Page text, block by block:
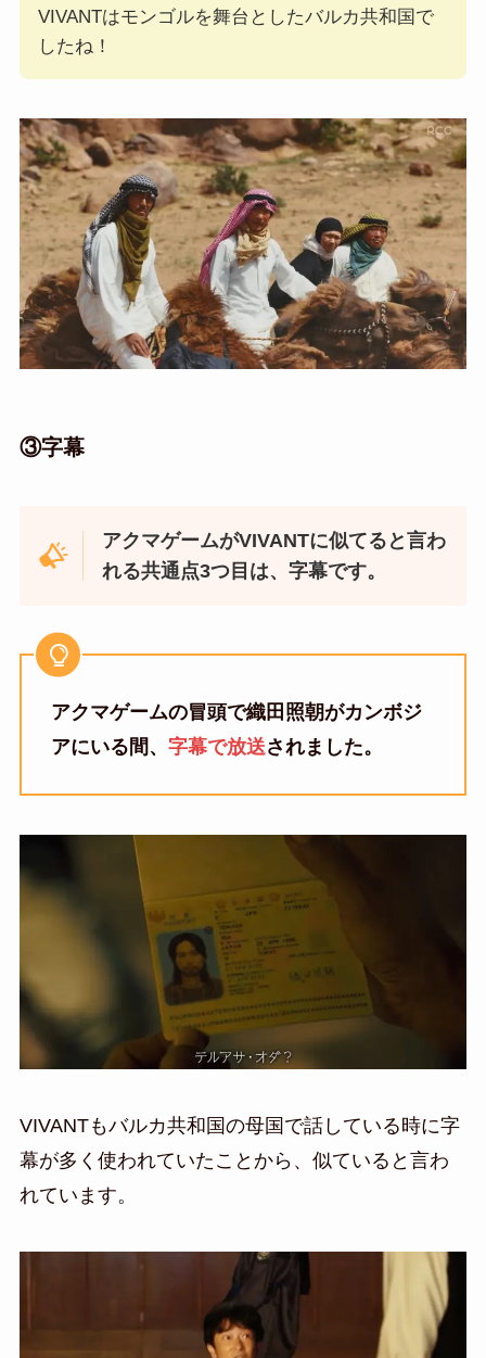
VIVANTはモンゴルを舞台としたバルカ共和国で
したね！
③字幕
アクマゲームがVIVANTに似てると言わ
れる共通点3つ目は、字幕です。
アクマゲームの冒頭で織田照朝がカンボジ
アにいる間、 字幕で放送されました。
VIVANTもバルカ共和国の母国で話している時に字
幕が多く使われていたことから、似ていると言わ
れています。